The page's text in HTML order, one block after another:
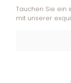
Tauchen Sie ein
mit unserer